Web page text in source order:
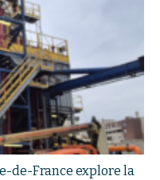
de-France explore la